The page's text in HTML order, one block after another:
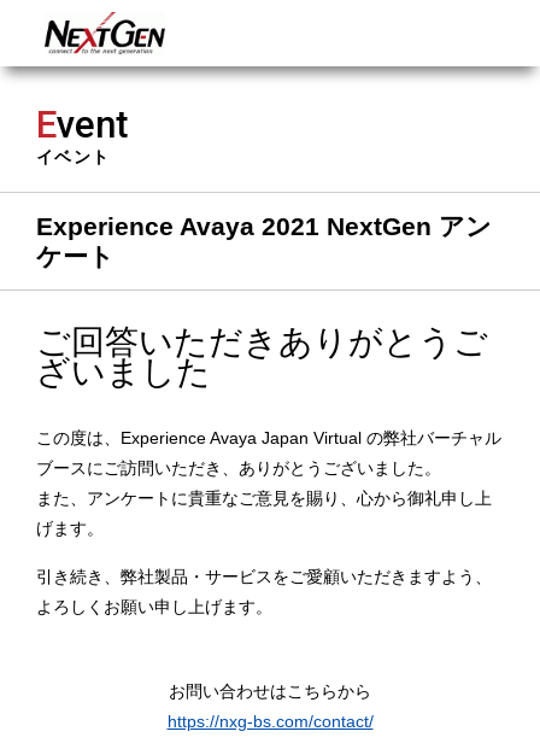
Event
イベント
Experience Avaya 2021 NextGen アン
ケート
ご回答いただきありがとうご
ざいました
この度は、Experience Avaya Japan Virtual の弊社バーチャル
ブースにご訪問いただき、ありがとうございました。
また、アンケートに貴重なご意見を賜り、心から御礼申し上
げます。
引き続き、弊社製品・サービスをご愛顧いただきますよう、
よろしくお願い申し上げます。
お問い合わせはこちらから
https://nxg-bs.com/contact/